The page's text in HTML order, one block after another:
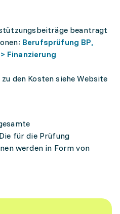
beantragt
Berufsprüfung BP,
Finanzierung
den Kosten siehe Website
für die Prüfung
werden in Form von